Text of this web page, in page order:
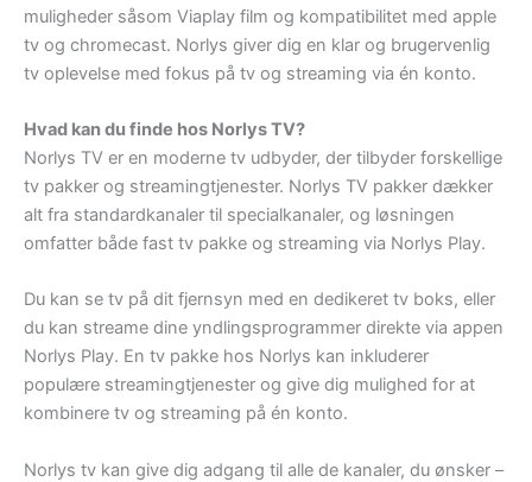
muligheder såsom Viaplay film og kompatibilitet med apple
tv og chromecast. Norlys giver dig en klar og brugervenlig
tv oplevelse med fokus på tv og streaming via én konto.
Hvad kan du finde hos Norlys TV?
Norlys TV er en moderne tv udbyder, der tilbyder forskellige
tv pakker og streamingtjenester. Norlys TV pakker dækker
alt fra standardkanaler til specialkanaler, og løsningen
omfatter både fast tv pakke og streaming via Norlys Play.
Du kan se tv på dit fjernsyn med en dedikeret tv boks, eller
du kan streame dine yndlingsprogrammer direkte via appen
Norlys Play. En tv pakke hos Norlys kan inkluderer
populære streamingtjenester og give dig mulighed for at
kombinere tv og streaming på én konto.
Norlys tv kan give dig adgang til alle de kanaler, du ønsker –